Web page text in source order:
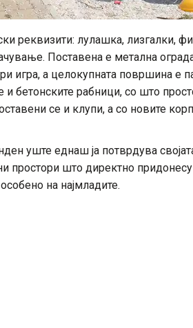
реквизити: лулашка, лизгалки,
Поставена е метална
игра, а целокупната површина е
и бетонските рабници, со што
се и клупи, а со новите
уште еднаш ја потврдува
простори што директно
на најмладите.